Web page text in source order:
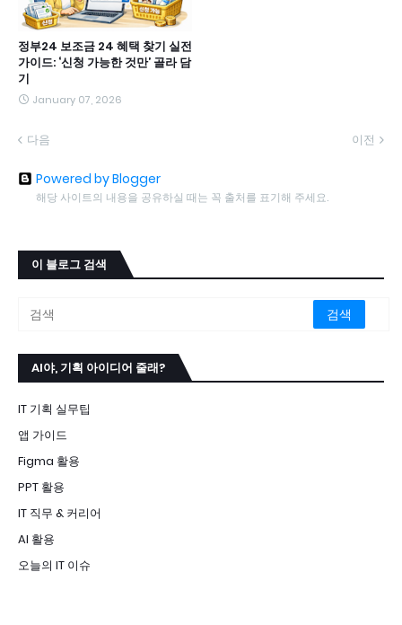
정부24 보조금 24 혜택 찾기 실전
가이드: ‘신청 가능한 것만’ 골라 담
기
January 07, 2026
다음 이전
Powered by Blogger
해당 사이트의 내용을 공유하실 때는 꼭 출처를 표기해 주세요.
이 블로그 검색
AI야, 기획 아이디어 줄래?
IT 기획 실무팁
앱 가이드
Figma 활용
PPT 활용
IT 직무 & 커리어
AI 활용
오늘의 IT 이슈